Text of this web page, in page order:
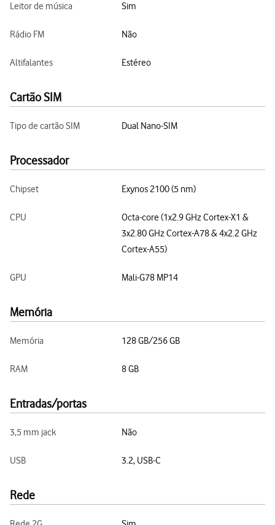
Leitor de música Sim
Rádio FM Não
Altifalantes Estéreo
Cartão SIM
Tipo de cartão SIM Dual Nano-SIM
Processador
Chipset Exynos 2100 (5 nm)
CPU
Octa-core (1x2.9 GHz Cortex-X1 &
3x2.80 GHz Cortex-A78 & 4x2.2 GHz
Cortex-A55)
GPU Mali-G78 MP14
Memória
Memória 128 GB/256 GB
RAM 8 GB
Entradas/portas
3,5 mm jack Não
USB 3.2, USB-C
Rede